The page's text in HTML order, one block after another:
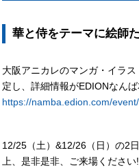
華と侍をテーマに絵師
大阪アニカレのマンガ・イラ
定し、詳細情報がEDIONなん
https://namba.edion.com/
12/25（土）&12/26（日）の2
上、是非是非、ご来場ください